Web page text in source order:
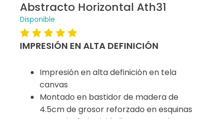
Abstracto Horizontal Ath31
Disponible
IMPRESIÓN EN ALTA DEFINICIÓN
Impresión en alta definición en tela
canvas
Montado en bastidor de madera de
4.5cm de grosor reforzado en esquinas